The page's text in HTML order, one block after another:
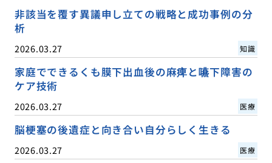
非該当を覆す異議申し立ての戦略と成功事例の分
析
2026.03.27 知識
家庭でできるくも膜下出血後の麻痺と嚥下障害の
ケア技術
2026.03.27 医療
脳梗塞の後遺症と向き合い自分らしく生きる
2026.03.27 医療